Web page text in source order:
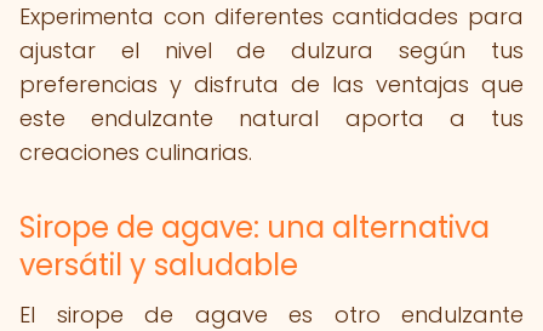
Experimenta con diferentes cantidades para
ajustar el nivel de dulzura según tus
preferencias y disfruta de las ventajas que
este endulzante natural aporta a tus
creaciones culinarias.
Sirope de agave: una alternativa
versátil y saludable
El sirope de agave es otro endulzante